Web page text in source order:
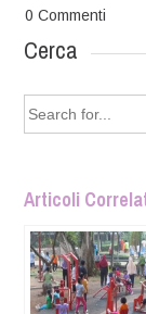
0 Commenti
Cerca
Search
for:
Articoli